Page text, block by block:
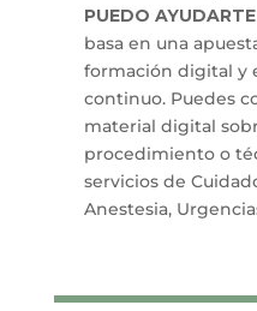
PUEDO
basa en una
formación digital y
continuo. Puedes
material digital
procedimiento o
servicios de
Anestesia,